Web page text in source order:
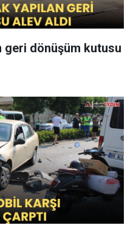
geri dönüşüm kutusu